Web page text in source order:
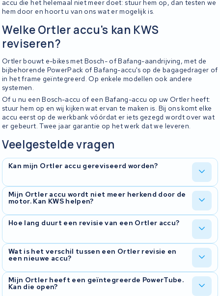
accu die het helemaal niet meer doet: stuur hem op, dan testen we
hem door en hoort u van ons wat er mogelijk is.
Welke Ortler accu's kan KWS
reviseren?
Ortler bouwt e-bikes met Bosch- of Bafang-aandrijving, met de
bijbehorende PowerPack of Bafang-accu's op de bagagedrager of
in het frame geïntegreerd. Op enkele modellen ook andere
systemen.
Of u nu een Bosch-accu of een Bafang-accu op uw Ortler heeft:
stuur hem op en wij kijken wat ervan te maken is. Bij ons komt elke
accu eerst op de werkbank vóórdat er iets gezegd wordt over wat
er gebeurt. Twee jaar garantie op het werk dat we leveren.
Veelgestelde vragen
Kan mijn Ortler accu gereviseerd worden?
Ja, Ortler-accu's reviseren we regelmatig. We onderzoeken eerst
wat er aan de hand is, vervangen waar nodig de cellen en
controleren het BMS. U krijgt uw accu terug met een testrapport
zodat u weet wat u krijgt.
Mijn Ortler accu wordt niet meer herkend door de
motor. Kan KWS helpen?
Dat probleem zien we vaak. Bij Ortler met Bosch- of Bafang-
aandrijving zit het regelmatig in het BMS of in de connector. Wij
kijken waar het probleem zit en bespreken met u wat de beste
oplossing is.
Hoe lang duurt een revisie van een Ortler accu?
Doorgaans rond de tien werkdagen vanaf het moment dat we de
accu binnen hebben. We laten u weten zodra we de accu hebben
getest en weten wat eraan moet gebeuren.
Wat is het verschil tussen een Ortler revisie en
een nieuwe accu?
Bij een revisie houdt u dezelfde behuizing en hetzelfde BMS, en
krijgt u nieuwe cellen erin. Vaak een veel goedkopere oplossing
Mijn Ortler heeft een geïntegreerde PowerTube.
Kan die open?